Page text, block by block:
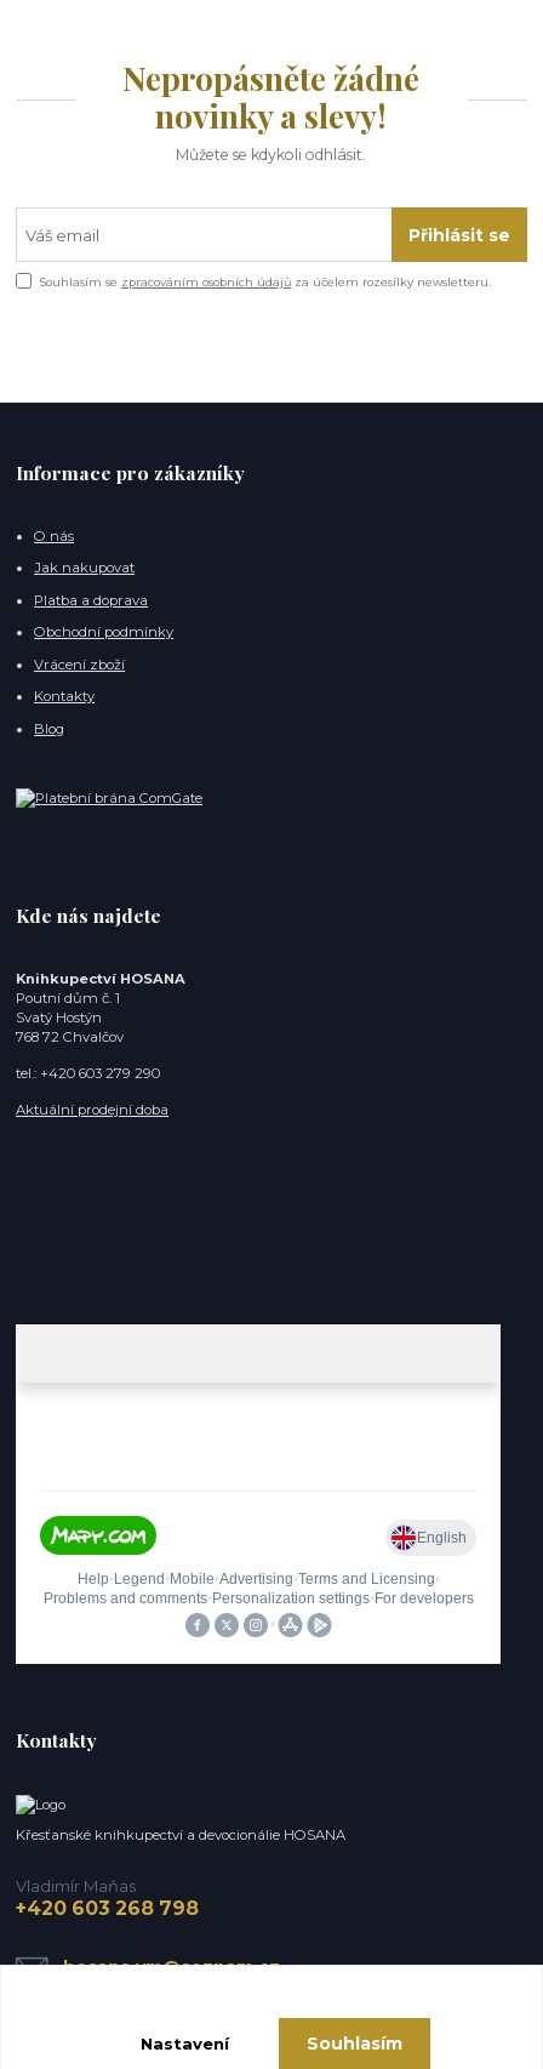
Nepropásněte žádné
novinky a slevy!
Můžete se kdykoli odhlásit.
Přihlásit se
Souhlasím se zpracováním osobních údajů za účelem rozesílky newsletteru.
Informace pro zákazníky
O nás
Jak nakupovat
Platba a doprava
Obchodní podmínky
Vrácení zboží
Kontakty
Blog
Kde nás najdete
Knihkupectví HOSANA
Poutní dům č. 1
Svatý Hostýn
768 72 Chvalčov
tel.: +420 603 279 290
Aktuální prodejní doba
Kontakty
Křesťanské knihkupectví a devocionálie HOSANA
Vladimír Maňas
+420 603 268 798
hosana.vm@seznam.cz
Nastavení Souhlasím